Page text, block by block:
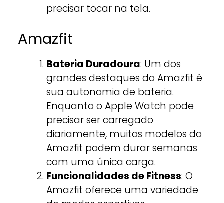
precisar tocar na tela.
Amazfit
Bateria Duradoura: Um dos
grandes destaques do Amazfit é
sua autonomia de bateria.
Enquanto o Apple Watch pode
precisar ser carregado
diariamente, muitos modelos do
Amazfit podem durar semanas
com uma única carga.
Funcionalidades de Fitness: O
Amazfit oferece uma variedade